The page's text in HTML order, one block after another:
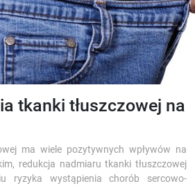
tkanki tłuszczowej na
ma wiele pozytywnych wpływów na
redukcja nadmiaru tkanki tłuszczowej
ryzyka wystąpienia chorób sercowo-